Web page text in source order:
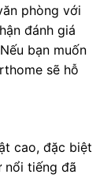
phòng với
đánh giá
bạn muốn
sẽ hỗ
cao, đặc biệt
nổi tiếng đã